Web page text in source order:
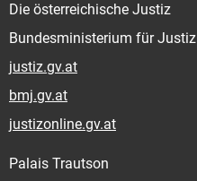
Die österreichische Justiz
Bundesministerium für Justiz
justiz.gv.at
bmj.gv.at
justizonline.gv.at
Palais Trautson